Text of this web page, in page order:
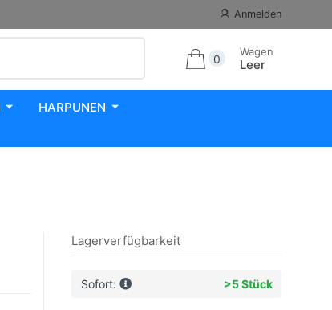
Anmelden
0
Wagen
Leer
HARPUNEN
Lagerverfügbarkeit
Sofort: >5 Stück